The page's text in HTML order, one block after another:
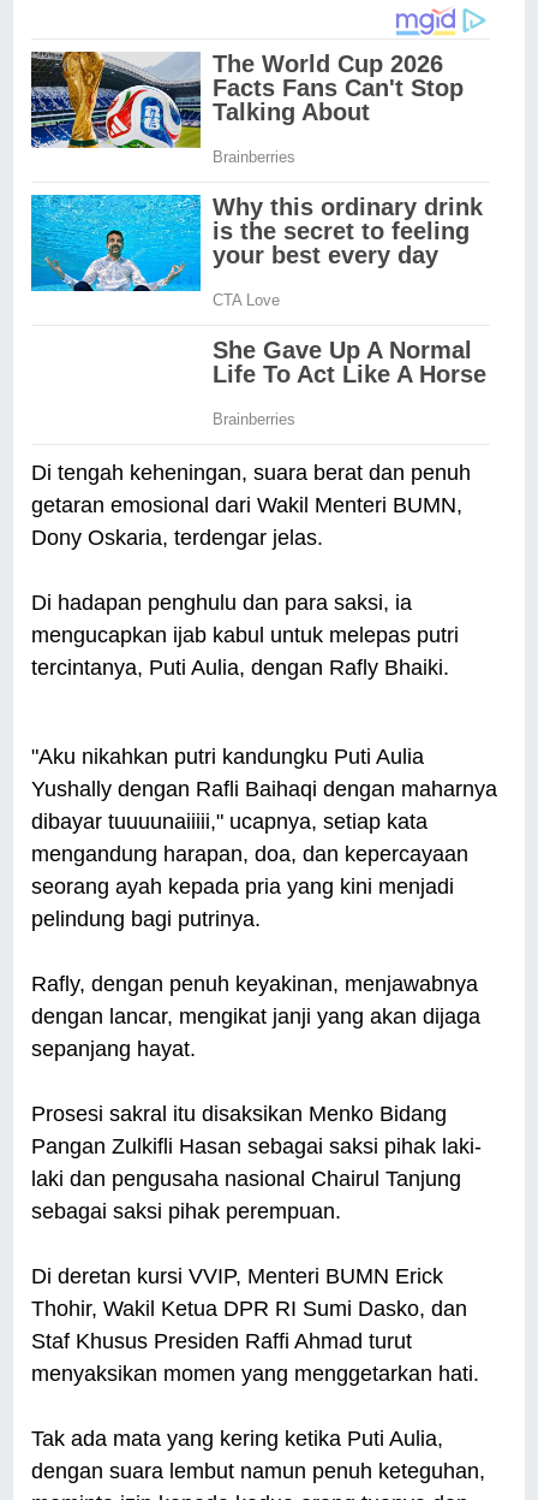
Di tengah keheningan, suara berat dan penuh
getaran emosional dari Wakil Menteri BUMN,
Dony Oskaria, terdengar jelas.
Di hadapan penghulu dan para saksi, ia
mengucapkan ijab kabul untuk melepas putri
tercintanya, Puti Aulia, dengan Rafly Bhaiki.
"Aku nikahkan putri kandungku Puti Aulia
Yushally dengan Rafli Baihaqi dengan maharnya
dibayar tuuuunaiiiii," ucapnya, setiap kata
mengandung harapan, doa, dan kepercayaan
seorang ayah kepada pria yang kini menjadi
pelindung bagi putrinya.
Rafly, dengan penuh keyakinan, menjawabnya
dengan lancar, mengikat janji yang akan dijaga
sepanjang hayat.
Prosesi sakral itu disaksikan Menko Bidang
Pangan Zulkifli Hasan sebagai saksi pihak laki-
laki dan pengusaha nasional Chairul Tanjung
sebagai saksi pihak perempuan.
Di deretan kursi VVIP, Menteri BUMN Erick
Thohir, Wakil Ketua DPR RI Sumi Dasko, dan
Staf Khusus Presiden Raffi Ahmad turut
menyaksikan momen yang menggetarkan hati.
Tak ada mata yang kering ketika Puti Aulia,
dengan suara lembut namun penuh keteguhan,